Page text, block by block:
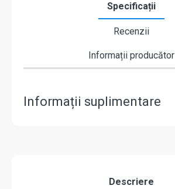
Specificații
Recenzii
Informații producător
Informații suplimentare
Descriere